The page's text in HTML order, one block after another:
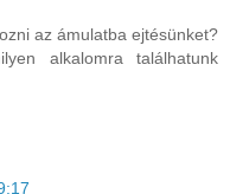
az ámulatba ejtésünket?
alkalomra találhatunk